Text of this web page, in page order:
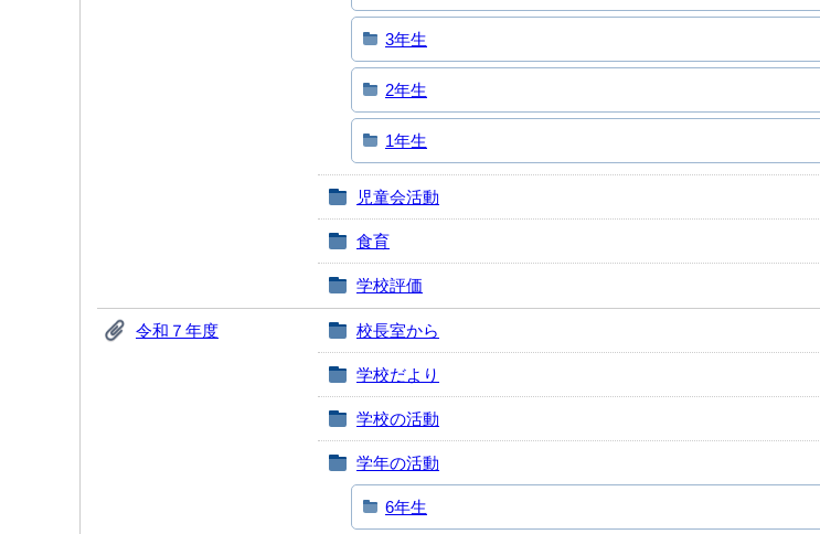
3年生
2年生
1年生
児童会活動
食育
学校評価
令和７年度 校長室から
学校だより
学校の活動
学年の活動
6年生